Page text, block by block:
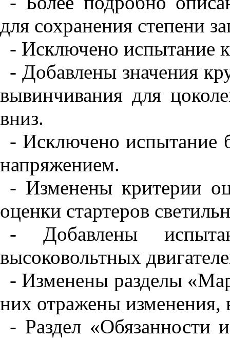
для сохранения степени
- Исключено испытание
- Добавлены значения
вывинчивания для
вниз.
- Исключено испытание
напряжением.
- Изменены критерии
оценки стартеров
- Добавлены
высоковольтных
- Изменены разделы
них отражены изменения,
- Раздел «Обязанности